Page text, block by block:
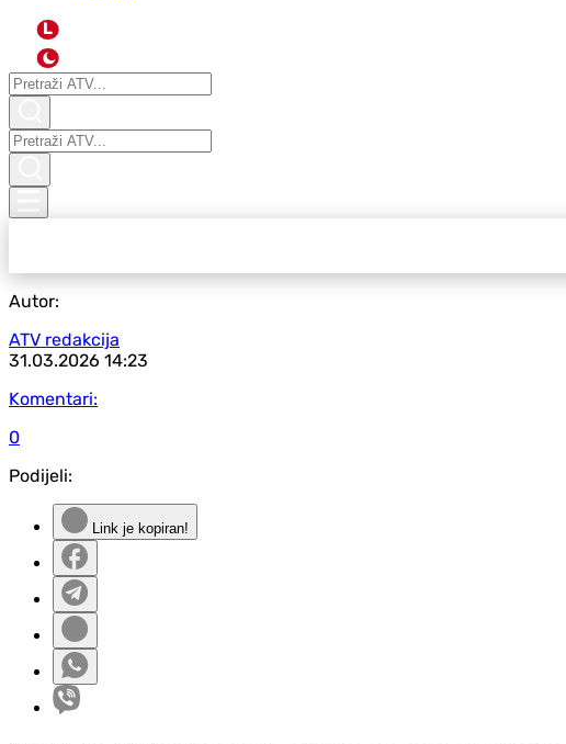
L
Autor:
ATV redakcija
31.03.2026 14:23
Komentari:
0
Podijeli:
Link je kopiran!